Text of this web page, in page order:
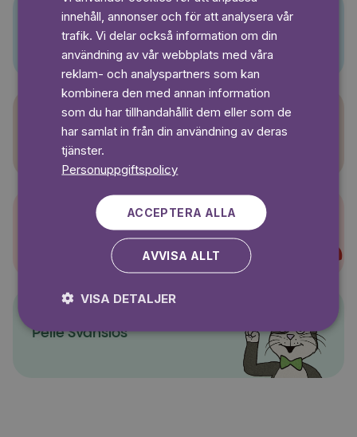
Sagasagor
Super-Charlie
Pelle Svanslös
innehåll, annonser och för att analysera vår
trafik. Vi delar också information om din
användning av vår webbplats med våra
reklam- och analyspartners som kan
kombinera den med annan information
som du har tillhandahållit dem eller som de
har samlat in från din användning av deras
tjänster.
Personuppgiftspolicy
ACCEPTERA ALLA
AVVISA ALLT
VISA DETALJER